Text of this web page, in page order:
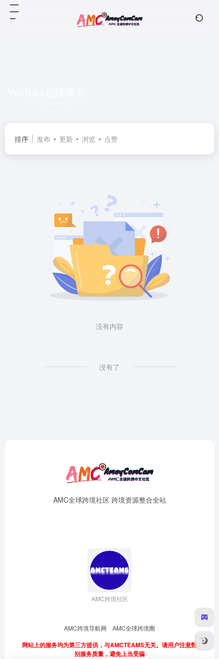
排序 发布 更新 浏览 点赞
没有内容
没有了
AMC全球跨境社区 跨境资源整合全站
AMC跨境社区
AMC跨境导航网 AMC全球跨境圈
网站上的服务均为第三方提供，与AMCTEAMS无关。请用户注意甄
别服务质量，避免上当受骗